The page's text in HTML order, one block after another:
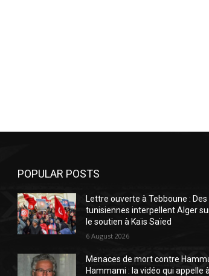
POPULAR POSTS
Lettre ouverte à Tebboune : Des
tunisiennes interpellent Alger
le soutien à Kaïs Saïed
6 August 2026
Menaces de mort contre
Hammami : la vidéo qui appelle à